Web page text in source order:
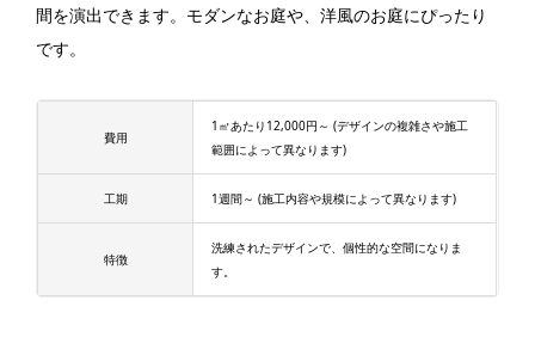
間を演出できます。モダンなお庭や、洋風のお庭にぴったり
です。
費用
1㎡あたり12,000円～ (デザインの複雑さや施工
範囲によって異なります)
工期 1週間～ (施工内容や規模によって異なります)
特徴
洗練されたデザインで、個性的な空間になりま
す。